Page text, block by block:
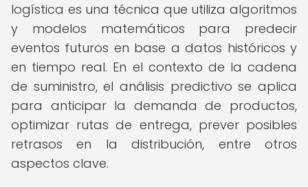
logística es una técnica que utiliza algoritmos
y modelos matemáticos para predecir
eventos futuros en base a datos históricos y
en tiempo real. En el contexto de la cadena
de suministro, el análisis predictivo se aplica
para anticipar la demanda de productos,
optimizar rutas de entrega, prever posibles
retrasos en la distribución, entre otros
aspectos clave.